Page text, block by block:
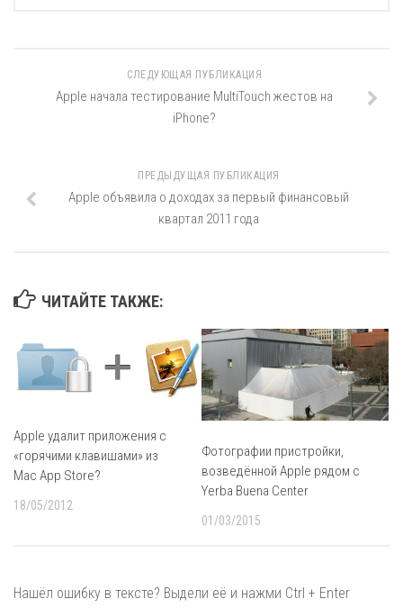
СЛЕДУЮЩАЯ ПУБЛИКАЦИЯ
Apple начала тестирование MultiTouch жестов на
iPhone?
ПРЕДЫДУЩАЯ ПУБЛИКАЦИЯ
Apple объявила о доходах за первый финансовый
квартал 2011 года
ЧИТАЙТЕ ТАКЖЕ:
Apple удалит приложения с
«горячими клавишами» из
Mac App Store?
18/05/2012
Фотографии пристройки,
возведённой Apple рядом с
Yerba Buena Center
01/03/2015
Нашёл ошибку в тексте? Выдели её и нажми Ctrl + Enter